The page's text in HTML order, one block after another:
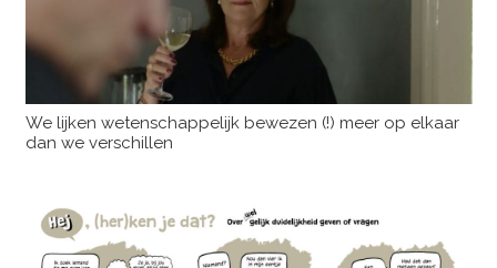
We lijken wetenschappelijk bewezen (!) meer op elkaar
dan we verschillen